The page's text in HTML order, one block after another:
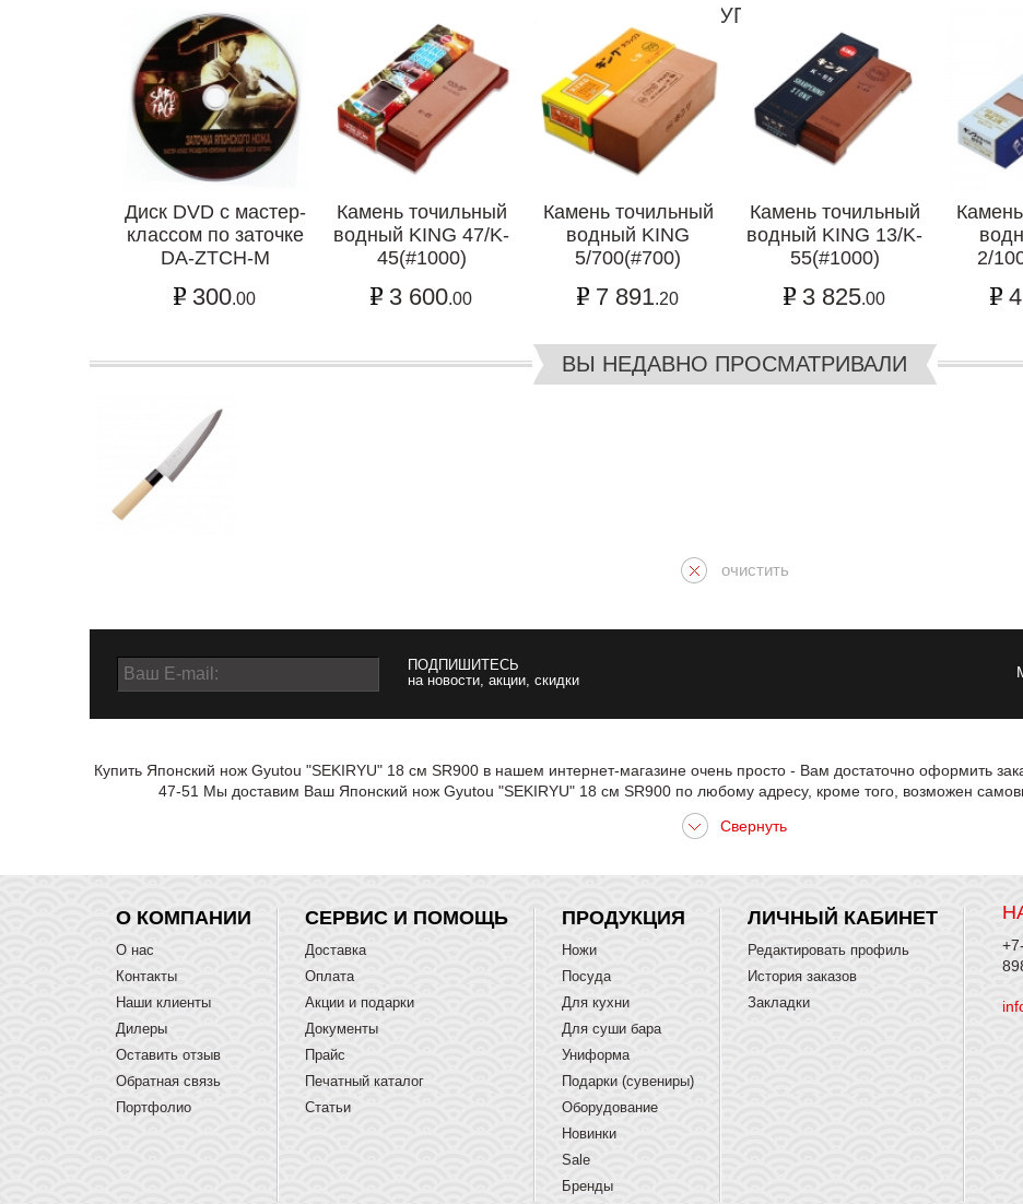
ПОКУПАЮТ
Диск DVD с мастер-
классом по заточке
DA-ZTCH-M
300.00
Камень точильный
водный KING 47/K-
45(#1000)
3 600.00
Камень точильный
водный KING
5/700(#700)
7 891.20
Камень точильный
водный KING 13/K-
55(#1000)
3 825.00
2/
ВЫ НЕДАВНО ПРОСМАТРИВАЛИ
очистить
ПОДПИШИТЕСЬ
на новости, акции, скидки
Купить Японский нож Gyutou "SEKIRYU" 18 см SR900 в нашем интернет-магазине очень просто - Вам достаточно оформить
47-51 Мы доставим Ваш Японский нож Gyutou "SEKIRYU" 18 см SR900 по любому адресу, кроме того, возможен
О КОМПАНИИ
О нас
Контакты
Наши клиенты
Дилеры
Оставить отзыв
Обратная связь
Портфолио
СЕРВИС И ПОМОЩЬ
Доставка
Оплата
Акции и подарки
Документы
Прайс
Печатный каталог
Статьи
ПРОДУКЦИЯ
Ножи
Посуда
Для кухни
Для суши бара
Униформа
Подарки (сувениры)
Оборудование
Новинки
Sale
Бренды
ЛИЧНЫЙ КАБИНЕТ
Редактировать профиль
История заказов
Закладки